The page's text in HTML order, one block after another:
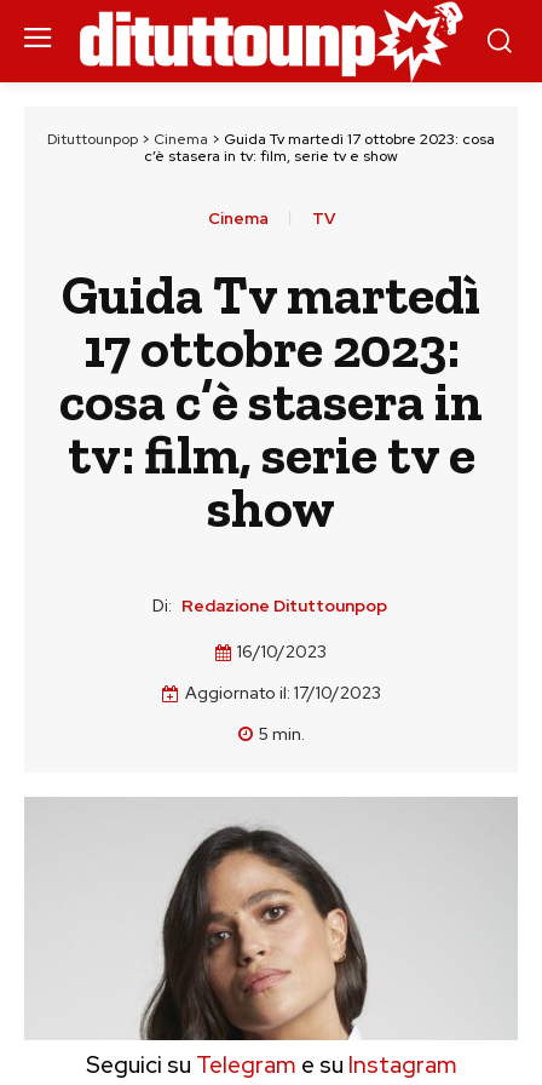
Dituttounpop > Cinema > Guida Tv martedì 17 ottobre 2023: cosa
c’è stasera in tv: film, serie tv e show
Cinema TV
Guida Tv martedì
17 ottobre 2023:
cosa c’è stasera in
tv: film, serie tv e
show
Di: Redazione Dituttounpop
16/10/2023
Aggiornato il: 17/10/2023
5 min.
Seguici su Telegram e su Instagram